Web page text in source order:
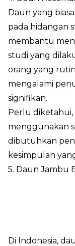
Daun yang
pada hidangan
membantu
studi yang
orang yang
mengalami
signifikan.
Perlu
menggunakan
dibutuhkan
kesimpulan
5. Daun Jambu
Di Indonesia,